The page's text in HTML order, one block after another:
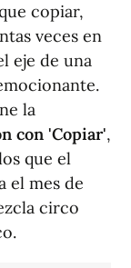
copiar,
veces en
eje de una
la
con 'Copiar',
que el
el mes de
circo